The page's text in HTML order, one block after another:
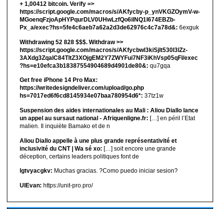
+ 1,00412 bitсоin. Verify =>
https://script.google.com/macros/s/AKfycby-p_ynVKGZOymV-w-
MGoenqFzjoApHYPqurDLV0UHwLzfQo6ilNQ1l674EBZb-
Px_a/exec?hs=5fe4c6aeb7a62a2d3de62976c4c7a78d&: 6exguk
Withdrawing 52 828 $$$. Withdrаw >>
https://script.google.com/macros/s/AKfycbwl3kiSjlt530I3lZz-
3AXdg3ZqalC84TltZ3XOjgEM2Y7ZWYFui7NF3iKhVsp05qFl/exec
?hs=e10efca3b18387554904689d4901de80&: qu7gqa
Get free iPhone 14 Pro Max:
https://writedesigndeliver.com/upload/go.php
hs=7017ed6f6cd8145934e07baa780954d6*: 37tz1w
Suspension des aides internationales au Mali : Aliou Diallo lance
un appel au sursaut national - Afriquenligne.fr: […] en péril l’Etat
malien. Il inquiète Bamako et de n
Aliou Diallo appelle à une plus grande représentativité et
inclusivité du CNT | Wa sé xo: […] soit encore une grande
déception, certains leaders politiques font de
lgtvyacgkv: Muchas gracias. ?Como puedo iniciar sesion?
UIEvan: https://unit-pro.pro/